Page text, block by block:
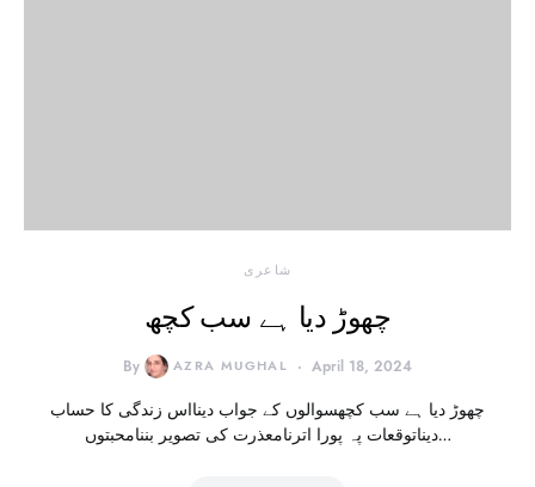
شاعری
چھوڑ دیا ہے سب کچھ
By AZRA MUGHAL April 18, 2024
چھوڑ دیا ہے سب کچھسوالوں کے جواب دینااس زندگی کا حساب
دیناتوقعات پہ پورا اترنامعذرت کی تصویر بننامحبتوں…